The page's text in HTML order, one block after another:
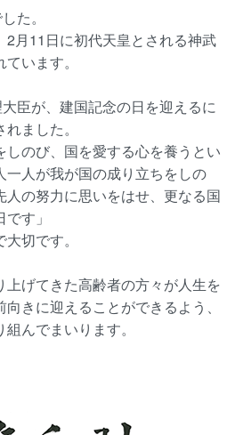
た。
2月11日に初代天皇とされる神武
います。
臣が、建国記念の日を迎えるに
ました。
しのび、国を愛する心を養うとい
一人が我が国の成り立ちをしの
人の努力に思いをはせ、更なる国
す」
切です。
げてきた高齢者の方々が人生を
きに迎えることができるよう、
んでまいります。